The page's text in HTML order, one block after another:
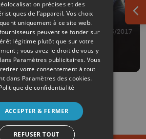
25/03/2017
: et du travail
précises et des
de l’appareil. Vos choix
uniquement à ce site web.
peuvent se fonder sur
légitime plutôt que sur votre
; vous avez le droit de vous y
Paramètres publicitaires. Vous
votre consentement à tout
dans Paramètres des cookies.
de confidentialité
ACCEPTER & FERMER
REFUSER TOUT